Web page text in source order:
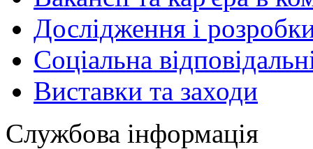
Дослідження і
Соціальна
Виставки та заходи
Службова інформація